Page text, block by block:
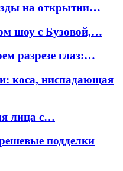
на открытии…
шоу с Бузовой,…
разрезе глаз:…
коса, ниспадающая
лица с…
подделки